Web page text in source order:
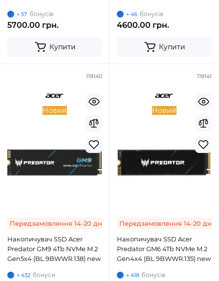
+ 57 бонусів
5700.00 грн.
Купити
+ 46 бонусів
4600.00 грн.
Купити
119140
Новий
Передзамовлення 14-20 днів
Накопичувач SSD Acer
Predator GM9 4Tb NVMe M.2
Gen5x4 (BL.9BWWR.138) new
+ 432 бонуси
119141
Новий
Передзамовлення 14-20 днів
Накопичувач SSD Acer
Predator GM6 4Tb NVMe M.2
Gen4x4 (BL.9BWWR.135) new
+ 418 бонусів